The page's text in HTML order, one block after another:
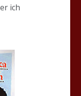
ich